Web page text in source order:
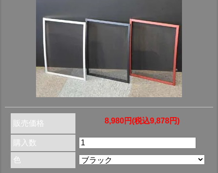
販売価格 8,980円(税込9,878円)
購入数
色